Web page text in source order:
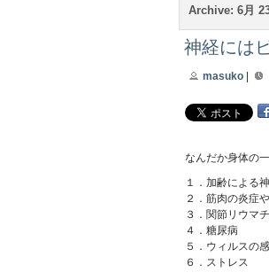
Archive: 6月
神経には
masuko
なんだか身体の
１．加齢による
２．筋肉の炎症
３．関節リウマチ
４．糖尿病
５．ウィルスの
６．ストレス